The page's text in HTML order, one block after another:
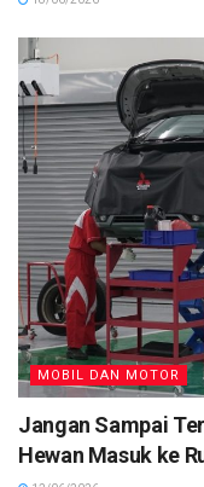
MOBIL DAN MOTOR
Jangan Sampai
Hewan Masuk ke